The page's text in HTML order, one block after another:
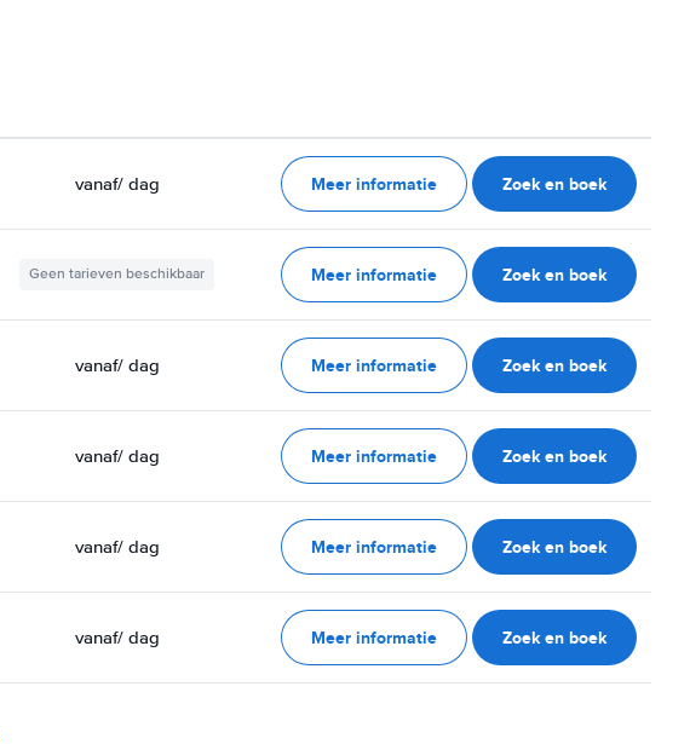
vanaf/ dag Meer informatie Zoek en boek
Geen tarieven beschikbaar Meer informatie Zoek en boek
vanaf/ dag Meer informatie Zoek en boek
vanaf/ dag Meer informatie Zoek en boek
vanaf/ dag Meer informatie Zoek en boek
vanaf/ dag Meer informatie Zoek en boek